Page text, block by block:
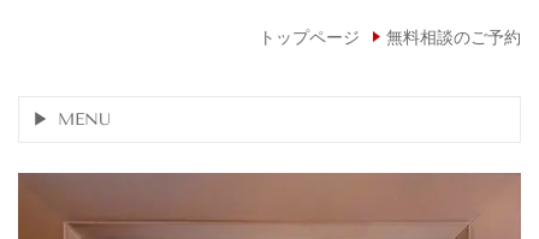
トップページ 無料相談のご予約
MENU